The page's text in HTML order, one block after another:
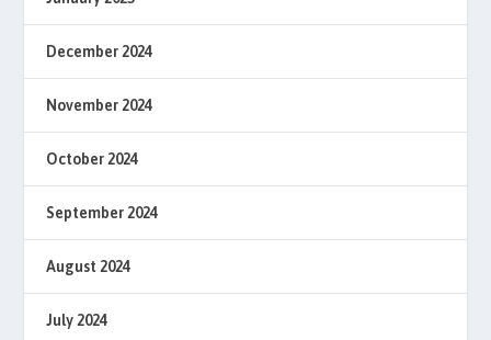
December 2024
November 2024
October 2024
September 2024
August 2024
July 2024